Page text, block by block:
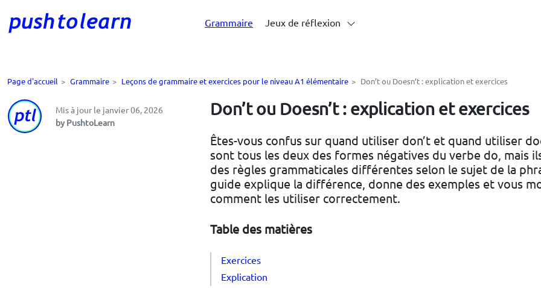
Grammaire Jeux de réflexion
Page d'accueil > Grammaire > Leçons de grammaire et exercices pour le niveau A1 élémentaire > Don’t ou Doesn’t : explication et exercices
Mis à jour le janvier 06, 2026
by PushtoLearn
Don’t ou Doesn’t : explication et exercices
Êtes-vous confus sur quand utiliser don’t et quand utiliser
sont tous les deux des formes négatives du verbe do, mais
des règles grammaticales différentes selon le sujet de la
guide explique la différence, donne des exemples et vous
comment les utiliser correctement.
Table des matières
Exercices
Explication